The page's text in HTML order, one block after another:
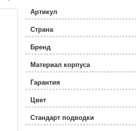
Артикул
Страна
Бренд
Материал корпуса
Гарантия
Цвет
Стандарт подводки